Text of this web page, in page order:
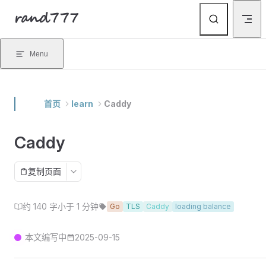
Skip to content
rand777
Menu
首页 learn Caddy
Caddy
复制页面
约 140 字小于 1 分钟 Go TLS Caddy loading balance
本文编写中 2025-09-15